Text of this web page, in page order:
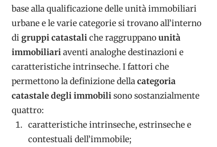
base alla qualificazione delle unità immobiliari
urbane e le varie categorie si trovano all’interno
di gruppi catastaliche raggruppanounità
immobiliariaventi analoghe destinazioni e
caratteristiche intrinseche. I fattori che
permettono la definizione dellacategoria
catastale degli immobilisono sostanzialmente
quattro:
caratteristiche intrinseche, estrinseche e
contestuali dell’immobile;